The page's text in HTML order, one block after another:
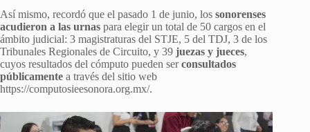
Así mismo, recordó que el pasado 1 de junio, los sonorenses
acudieron a las urnas para elegir un total de 50 cargos en el
ámbito judicial: 3 magistraturas del STJE, 5 del TDJ, 3 de los
Tribunales Regionales de Circuito, y 39 juezas y jueces,
cuyos resultados del cómputo pueden serconsultados
públicamente a través del sitio web
https://computosieesonora.org.mx/.